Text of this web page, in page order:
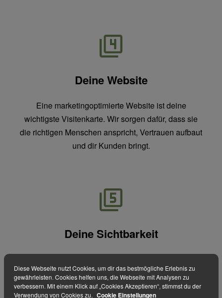
Deine Website
Eine marketingoptimierte Website ist deine
wichtigste Visitenkarte. Wir sorgen dafür, dass sie
die richtigen Menschen anspricht, Vertrauen aufbaut
und dir Kunden bringt.
Deine Sichtbarkeit
dass die richtigen Menschen dich finden und sofort
verstehen, warum genau sie mit dir arbeiten wollen.
Diese Webseite nutzt Cookies, um dir das bestmögliche Erlebnis zu
gewährleisten. Cookies helfen uns, die Webseite mit Analysen zu
verbessern. Mit einem Klick auf „Cookies Akzeptieren“, stimmst du der
Verwendung von Cookies zu. Cookie Einstellungen